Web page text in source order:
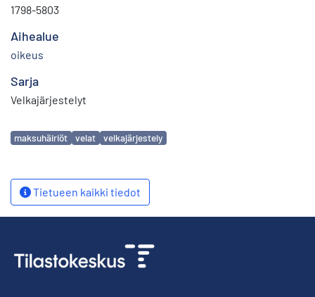
1798-5803
Aihealue
oikeus
Sarja
Velkajärjestelyt
Avainsanat
maksuhäiriöt velat velkajärjestely
Tietueen kaikki tiedot